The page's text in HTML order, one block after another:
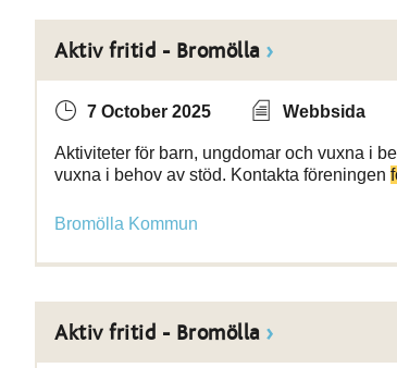
Aktiv fritid - Bromölla
7 October 2025 Webbsida
Aktiviteter för barn, ungdomar och vuxna i
vuxna i behov av stöd. Kontakta föreningen
Bromölla Kommun
Aktiv fritid - Bromölla